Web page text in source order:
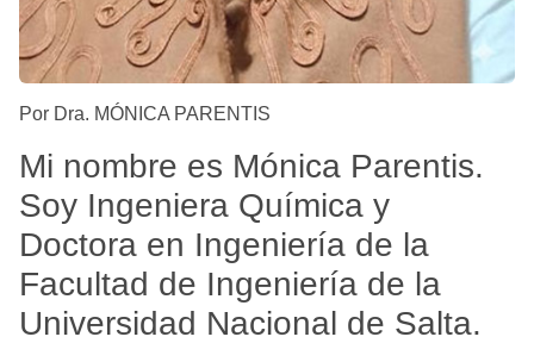
Por Dra. MÓNICA PARENTIS
Mi nombre es Mónica Parentis.
Soy Ingeniera Química y
Doctora en Ingeniería de la
Facultad de Ingeniería de la
Universidad Nacional de Salta.